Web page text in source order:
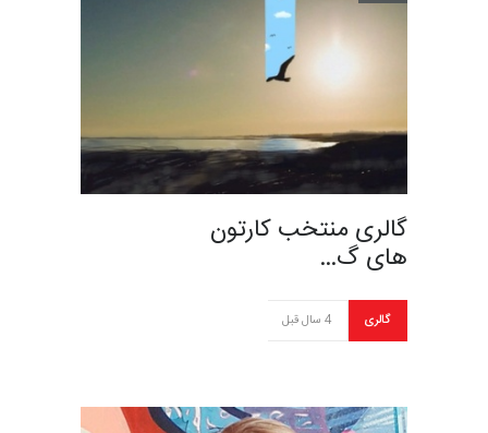
گالری منتخب کارتون
های گ…
گالری 4 سال قبل